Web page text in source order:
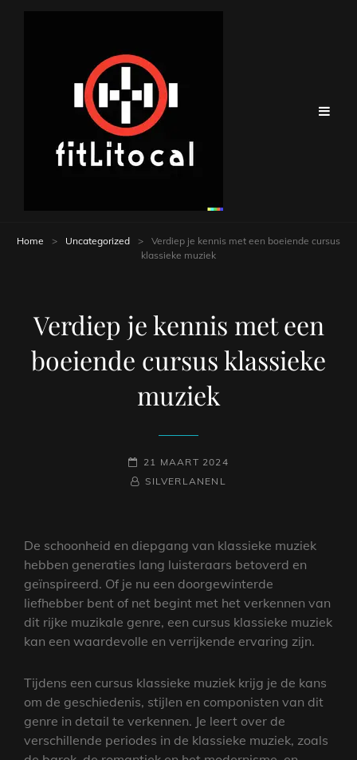
Home > Uncategorized >
Verdiep je kennis met een boeiende cursus
klassieke muziek
Verdiep je kennis met een
boeiende cursus klassieke
muziek
GEPLAATST
OP
21 MAART 2024
NAAMREGEL
BYLINE
SILVERLANENL
De schoonheid en diepgang van klassieke muziek
hebben generaties lang luisteraars betoverd en
geïnspireerd. Of je nu een doorgewinterde
liefhebber bent of net begint met het verkennen van
dit rijke muzikale genre, een cursus klassieke muziek
kan een waardevolle en verrijkende ervaring zijn.
Tijdens een cursus klassieke muziek krijg je de kans
om de geschiedenis, stijlen en componisten van dit
genre in detail te verkennen. Je leert over de
verschillende periodes in de klassieke muziek, zoals